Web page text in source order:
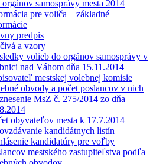
samosprávy mesta 2014
pre voliča – základné
predpis
a vzory
volieb do orgánov samosprávy v
nad Váhom dňa 15.11.2014
mestskej volebnej komisie
obvody a počet poslancov v nich
MsZ č. 275/2014 zo dňa
obyvateľov mesta k 17.7.2014
kandidátnych listín
kandidatúry pre voľby
mestského zastupiteľstva podľa